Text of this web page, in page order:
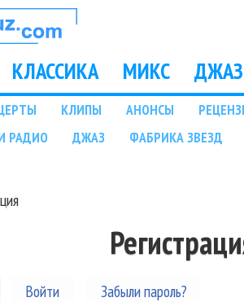
КЛАССИКА МИКС ДЖАЗ
КЛИПЫ АНОНСЫ
РАДИО ДЖАЗ ФАБРИКА ЗВЕЗД
вкладка)
Войти Забыли пароль?